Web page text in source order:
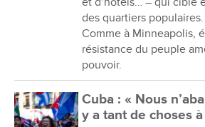
des quartiers
Comme à Minneapolis,
résistance du peuple
pouvoir.
Cuba : « Nous
y a tant de choses